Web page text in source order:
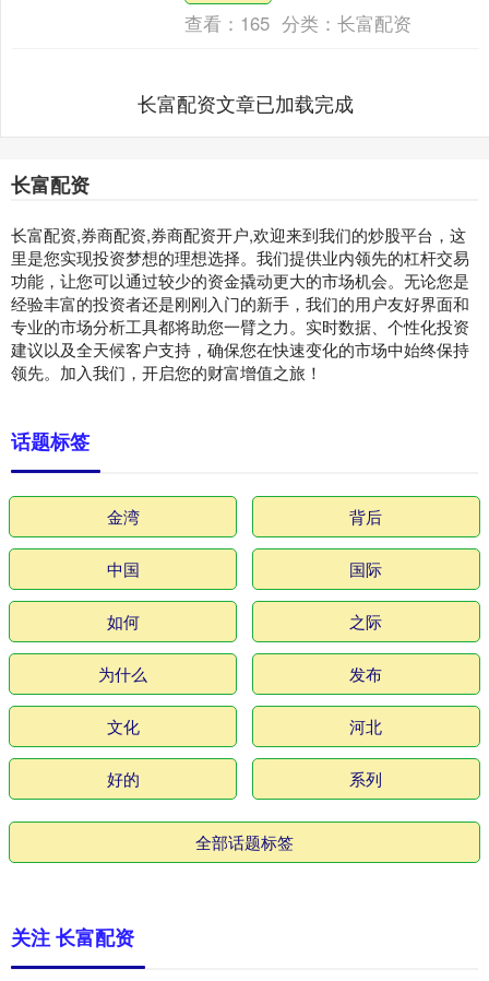
查看： 165 分类：长富配资
长富配资文章已加载完成
长富配资
长富配资,券商配资,券商配资开户,欢迎来到我们的炒股平台，这
里是您实现投资梦想的理想选择。我们提供业内领先的杠杆交易
功能，让您可以通过较少的资金撬动更大的市场机会。无论您是
经验丰富的投资者还是刚刚入门的新手，我们的用户友好界面和
专业的市场分析工具都将助您一臂之力。实时数据、个性化投资
建议以及全天候客户支持，确保您在快速变化的市场中始终保持
领先。加入我们，开启您的财富增值之旅！
话题标签
金湾 背后
中国 国际
如何 之际
为什么 发布
文化 河北
好的 系列
全部话题标签
关注 长富配资